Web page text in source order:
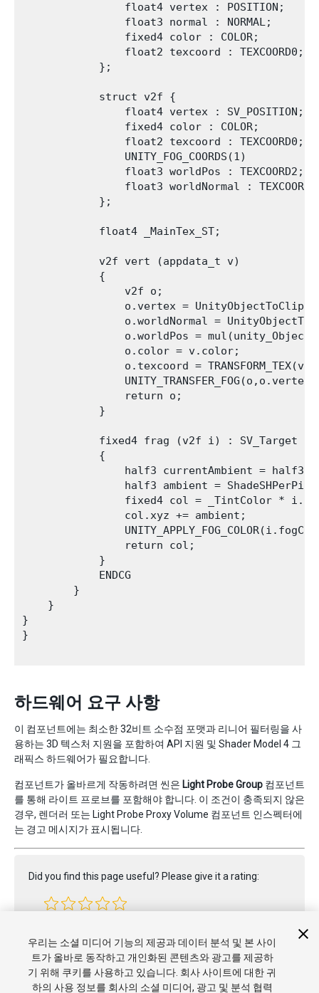
                float4 vertex : POSITION;
                float3 normal : NORMAL;
                fixed4 color : COLOR;
float2 texcoord :
            };
            struct v2f {
                float4 vertex : SV_POSITION;
                fixed4 color : COLOR;
                float2 texcoord : TEXCOORD0;
                UNITY_FOG_COORDS(1)
                float3 worldPos : TEXCOORD2;
float3 worldNormal :
            };
            float4 _MainTex_ST;
            v2f vert (appdata_t v)
            {
                v2f o;
o.vertex =
o.worldNormal =
o.worldPos =
                o.color = v.color;
o.texcoord =
                return o;
            }
            fixed4 frag (v2f i) : SV_Target
            {
half3 currentAmbient =
half3 ambient =
fixed4 col = _TintColor *
                col.xyz += ambient;
                return col;
            }
            ENDCG
        }
    }
}
}
하드웨어 요구 사항
이 컴포넌트에는 최소한 32비트 소수점 포맷과 리니어 필터링을 사
용하는 3D 텍스처 지원을 포함하여 API 지원 및 Shader Model 4 그
래픽스 하드웨어가 필요합니다.
컴포넌트가 올바르게 작동하려면 씬은 Light Probe Group 컴포넌트
를 통해 라이트 프로브를 포함해야 합니다. 이 조건이 충족되지 않은
경우, 렌더러 또는 Light Probe Proxy Volume 컴포넌트 인스펙터에
는 경고 메시지가 표시됩니다.
Did you find this page useful? Please give it a rating:
우리는 소셜 미디어 기능의 제공과 데이터 분석 및 본 사이
트가 올바로 동작하고 개인화된 콘텐츠와 광고를 제공하
기 위해 쿠키를 사용하고 있습니다. 회사 사이트에 대한 귀
하의 사용 정보를 회사의 소셜 미디어, 광고 및 분석 협력